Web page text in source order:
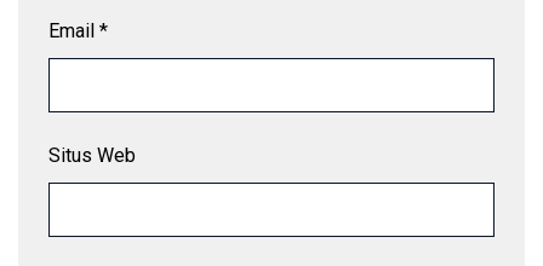
Email *
Situs Web